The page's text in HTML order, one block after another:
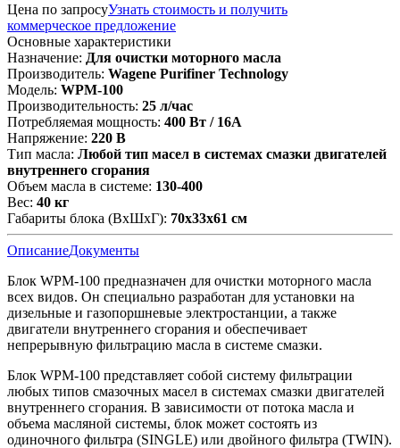
Цена по запросуУзнать стоимость и получить
коммерческое предложение
Основные характеристики
Назначение: Для очистки моторного масла
Производитель: Wagene Purifiner Technology
Модель: WPM-100
Производительность: 25 л/час
Потребляемая мощность: 400 Вт / 16А
Напряжение: 220 В
Тип масла: Любой тип масел в системах смазки двигателей
внутреннего сгорания
Объем масла в системе: 130-400
Вес: 40 кг
Габариты блока (ВxШxГ): 70х33х61 см
ОписаниеДокументы
Блок WPM-100 предназначен для очистки моторного масла
всех видов. Он специально разработан для установки на
дизельные и газопоршневые электростанции, а также
двигатели внутреннего сгорания и обеспечивает
непрерывную фильтрацию масла в системе смазки.
Блок WPM-100 представляет собой систему фильтрации
любых типов смазочных масел в системах смазки двигателей
внутреннего сгорания. В зависимости от потока масла и
объема масляной системы, блок может состоять из
одиночного фильтра (SINGLE) или двойного фильтра (TWIN).